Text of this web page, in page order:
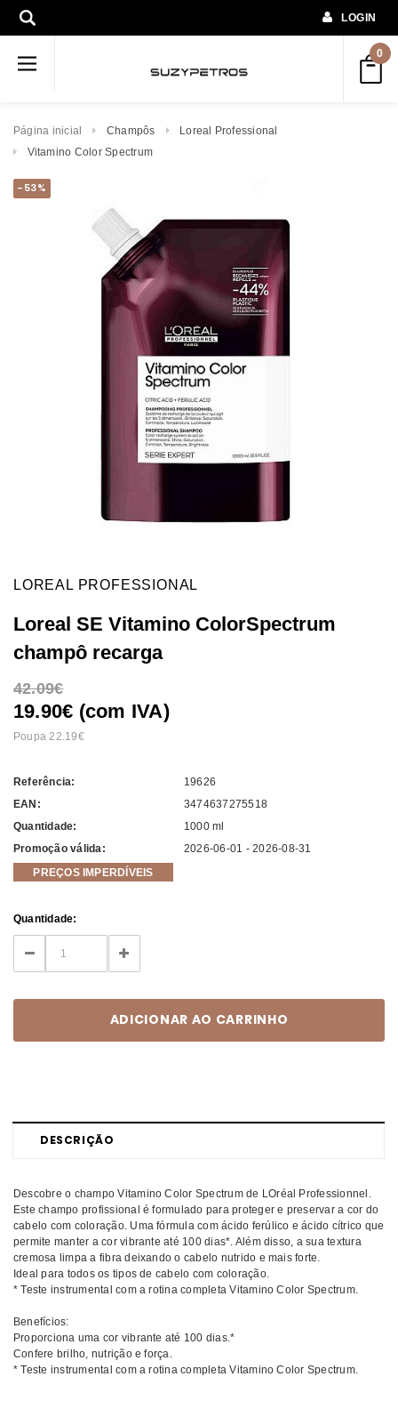
LOGIN
0
Página inicial Champôs
Loreal Professional
Vitamino Color Spectrum
-53%
LOREAL PROFESSIONAL
Loreal SE Vitamino ColorSpectrum
champô recarga
42.09
19.90€ (com IVA)
Poupa 22.19
Referência:
19626
EAN:
3474637275518
Quantidade:
1000 ml
Promoção válida:
2026-06-01 - 2026-08-31
PREÇOS IMPERDÍVEIS
Current
Stock:
Quantidade:
DECREASE
QUANTITY:
INCREASE
QUANTITY:
DESCRIÇÃO
Descobre o champo Vitamino Color Spectrum de LOréal Professionnel.
Este champo profissional é formulado para proteger e preservar a cor do
cabelo com coloração. Uma fórmula com ácido ferúlico e ácido cítrico que
permite manter a cor vibrante até 100 dias*. Além disso, a sua textura
cremosa limpa a fibra deixando o cabelo nutrido e mais forte.
Ideal para todos os tipos de cabelo com coloração.
* Teste instrumental com a rotina completa Vitamino Color Spectrum.
Benefícios:
Proporciona uma cor vibrante até 100 dias.*
Confere brilho, nutrição e força.
* Teste instrumental com a rotina completa Vitamino Color Spectrum.